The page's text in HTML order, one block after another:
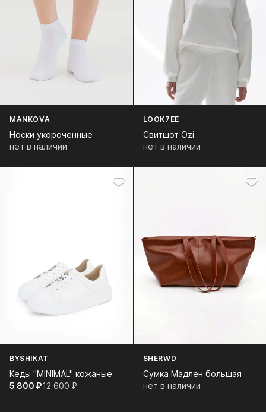
MANKOVA
Носки укороченные
нет в наличии
LOOK7EE
Свитшот Ozi
нет в наличии
BYSHIKAT
Кеды "MINIMAL" кожаные
5 800⁠ ⁠₽12 600⁠ ⁠₽
SHERWD
Сумка Мадлен большая
нет в наличии